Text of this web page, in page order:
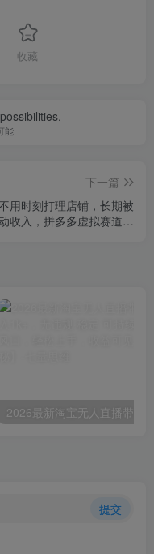
收藏
能
下一篇
用时刻打理店铺，长期被
收入，拼多多虚拟赛道月
提交